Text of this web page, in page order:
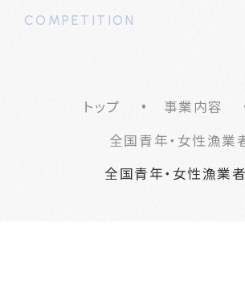
COMPETITION
トップ 事業内容
全国青年・女性漁業
全国青年・女性漁業